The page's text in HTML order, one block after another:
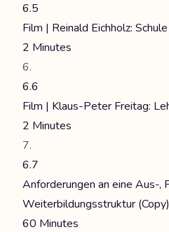
6.5
Film | Reinald Eichholz:
2 Minutes
6.6
Film | Klaus-Peter Freitag:
2 Minutes
6.7
Anforderungen an eine Aus-,
Weiterbildungsstruktur (Copy)
60 Minutes